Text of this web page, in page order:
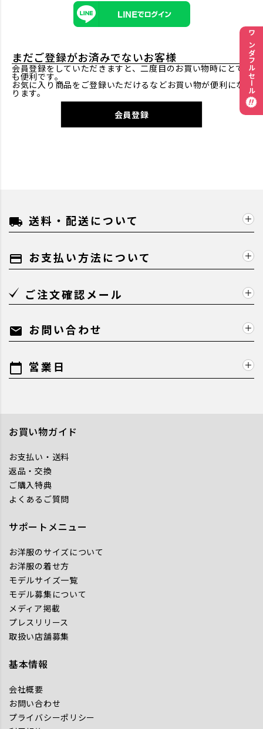
まだご登録がお済みでないお客様
会員登録をしていただきますと、二度目のお買い物時にとて
も便利です。
お気に入り商品をご登録いただけるなどお買い物が便利にな
ります。
会員登録
local_shipping 送料・配送について
payment お支払い方法について
ご注文確認メール
mail お問い合わせ
calendar_today 営業日
お買い物ガイド
お支払い・送料
返品・交換
ご購入特典
よくあるご質問
サポートメニュー
お洋服のサイズについて
お洋服の着せ方
モデルサイズ一覧
モデル募集について
メディア掲載
プレスリリース
取扱い店舗募集
基本情報
会社概要
お問い合わせ
プライバシーポリシー
ワンダフルセール